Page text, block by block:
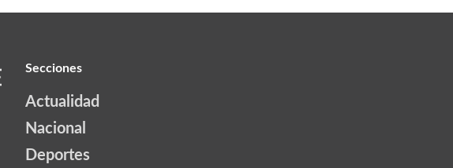
Secciones
Actualidad
Nacional
Deportes